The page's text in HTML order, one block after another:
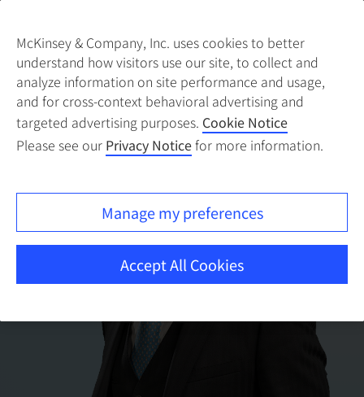
McKinsey & Company, Inc. uses cookies to better
understand how visitors use our site, to collect and
analyze information on site performance and usage,
and for cross-context behavioral advertising and
targeted advertising purposes. Cookie Notice
Please see our Privacy Noticefor more information.
Manage my preferences
Accept All Cookies